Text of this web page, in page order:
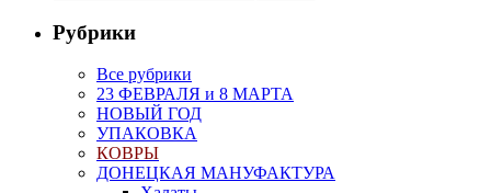
Рубрики
Все рубрики
23 ФЕВРАЛЯ и 8 МАРТА
НОВЫЙ ГОД
УПАКОВКА
КОВРЫ
ДОНЕЦКАЯ МАНУФАКТУРА